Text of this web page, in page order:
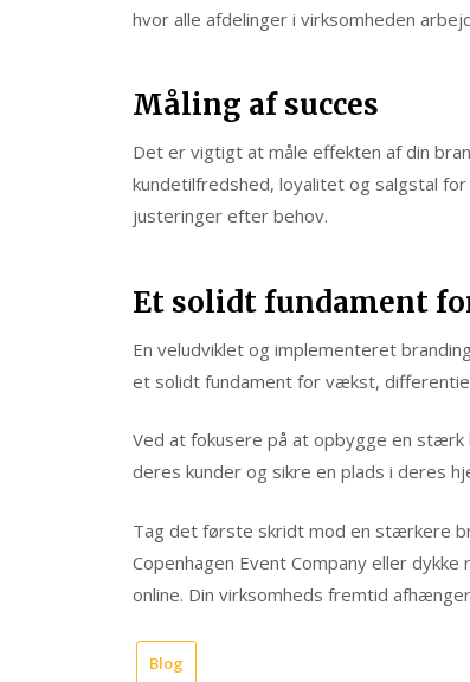
hvor alle afdelinger i virksomheden
Måling af succes
Det er vigtigt at måle effekten af din
kundetilfredshed, loyalitet og salgstal
justeringer efter behov.
Et solidt fundament
En veludviklet og implementeret
et solidt fundament for vækst,
Ved at fokusere på at opbygge en
deres kunder og sikre en plads i deres
Tag det første skridt mod en stærkere
Copenhagen Event Company eller
online. Din virksomheds fremtid
Blog